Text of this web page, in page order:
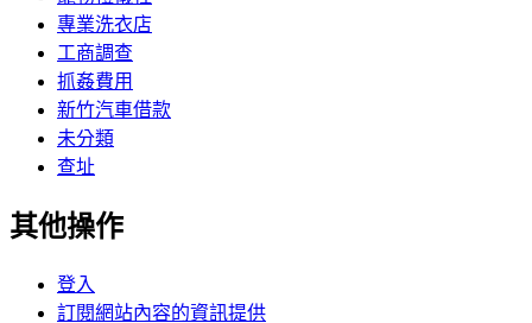
專業洗衣店
工商調查
抓姦費用
新竹汽車借款
未分類
查址
其他操作
登入
訂閱網站內容的資訊提供